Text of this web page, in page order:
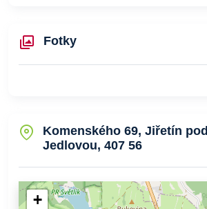
Fotky
Komenského 69, Jiřetín pod
Jedlovou, 407 56
+